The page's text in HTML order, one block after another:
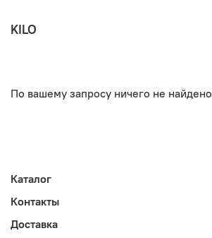
KILO
По вашему запросу ничего не найдено
Каталог
Контакты
Доставка